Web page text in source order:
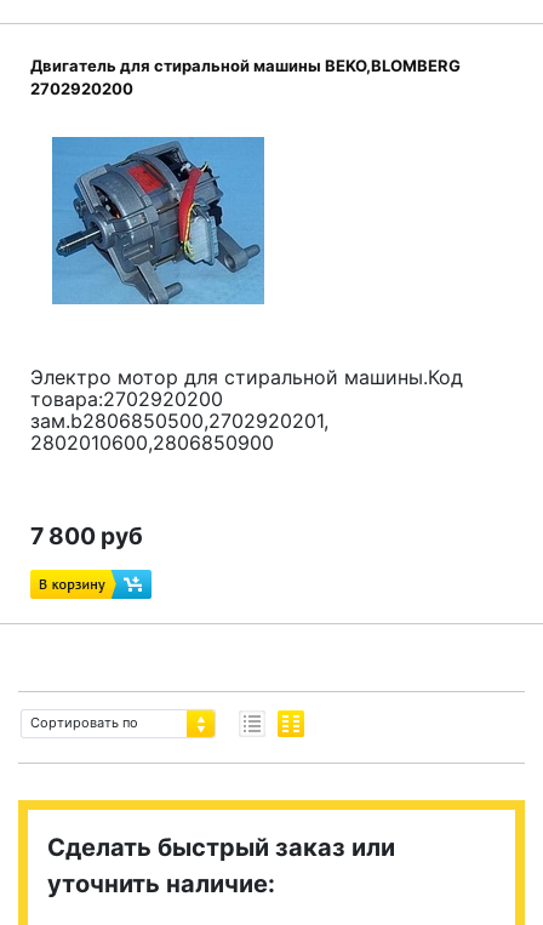
Двигатель для стиральной машины BEKO,BLOMBERG
2702920200
Электро мотор для стиральной машины.Код
товара:2702920200
зам.b2806850500,2702920201,
2802010600,2806850900
7 800 руб
Сортировать по
Сделать быстрый заказ или
уточнить наличие: